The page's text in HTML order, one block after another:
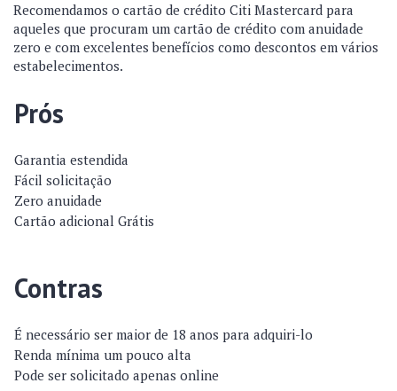
Recomendamos o cartão de crédito Citi Mastercard para
aqueles que procuram um cartão de crédito com anuidade
zero e com excelentes benefícios como descontos em vários
estabelecimentos.
Prós
Garantia estendida
Fácil solicitação
Zero anuidade
Cartão adicional Grátis
Contras
É necessário ser maior de 18 anos para adquiri-lo
Renda mínima um pouco alta
Pode ser solicitado apenas online